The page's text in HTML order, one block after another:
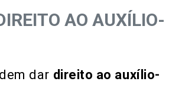
AO AUXÍLIO-
dar direito ao auxílio-